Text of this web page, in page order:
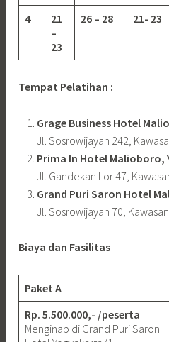
4
21
–
23
26 – 28 21- 23
Tempat Pelatihan :
Grage Business Hotel
Jl. Sosrowijayan 242,
Prima In Hotel Malioboro,
Jl. Gandekan Lor 47,
Grand Puri Saron Hotel
Jl. Sosrowijayan 70,
Biaya dan Fasilitas
Paket A
Rp. 5.500.000,- /peserta
Menginap di Grand Puri Saron